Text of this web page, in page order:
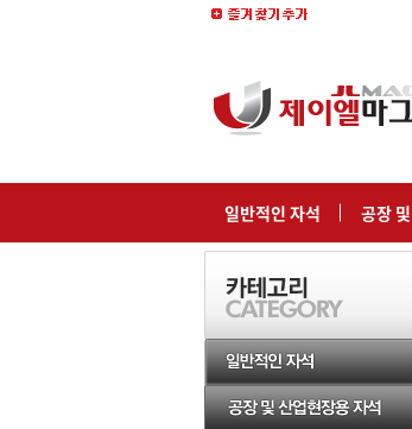
일반적인 자석 공장